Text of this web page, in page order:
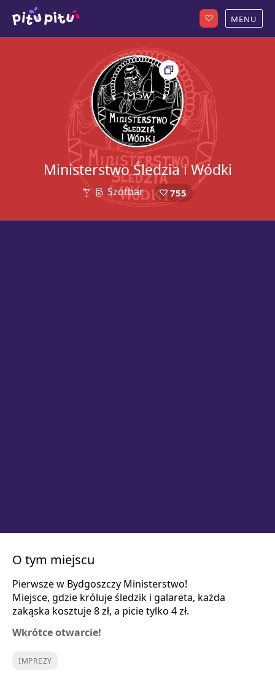
Ministerstwo Śledzia i Wódki
32 Szotbar 755
O tym miejscu
Pierwsze w Bydgoszczy Ministerstwo!
Miejsce, gdzie króluje śledzik i galareta, każda
zakąska kosztuje 8 zł, a picie tylko 4 zł.
Wkrótce otwarcie!
IMPREZY